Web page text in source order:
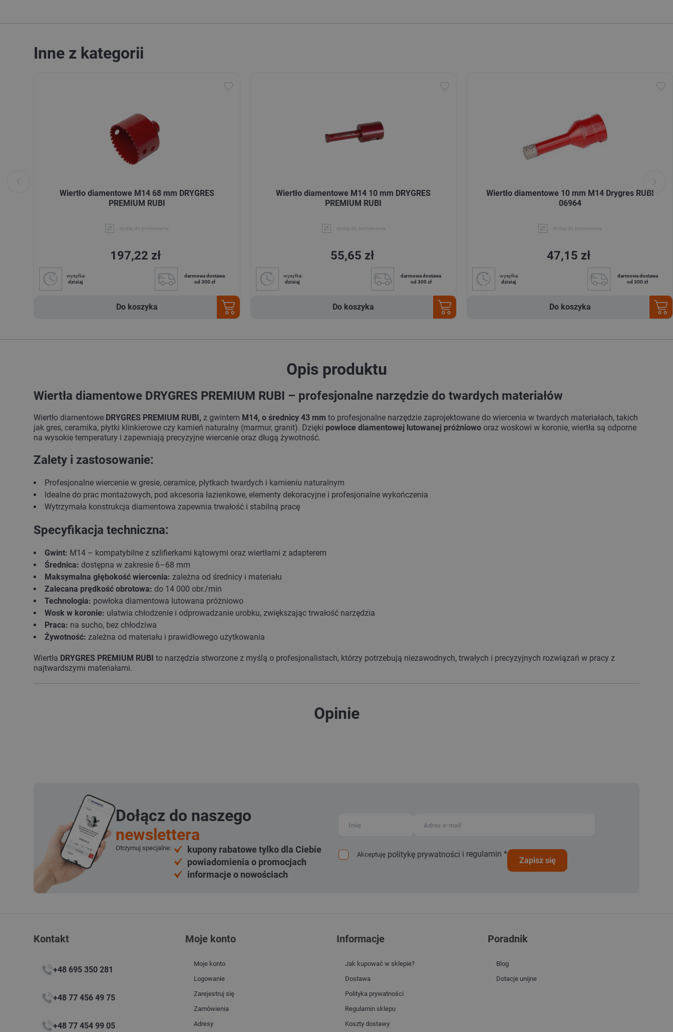
Inne z kategorii
Wiertło diamentowe M14 68 mm DRYGRES
PREMIUM RUBI
dodaj do porównania
197,22 zł
wysyłka
dzisiaj
darmowa dostawa
od 300 zł
Do koszyka
Wiertło diamentowe M14 10 mm DRYGRES
PREMIUM RUBI
dodaj do porównania
55,65 zł
wysyłka
dzisiaj
darmowa dostawa
od 300 zł
Do koszyka
Wiertło diamentowe 10 mm M14 Drygres RUBI
06964
dodaj do porównania
47,15 zł
wysyłka
dzisiaj
darmowa dostawa
od 300 zł
Do koszyka
Opis produktu
Wiertła diamentowe DRYGRES PREMIUM RUBI – profesjonalne narzędzie do twardych materiałów
Wiertło diamentowe DRYGRES PREMIUM RUBI, z gwintem M14, o średnicy 43 mm to profesjonalne narzędzie zaprojektowane do wiercenia w twardych materiałach, takich
jak gres, ceramika, płytki klinkierowe czy kamień naturalny (marmur, granit). Dzięki powłoce diamentowej lutowanej próżniowo oraz woskowi w koronie, wiertła są odporne
na wysokie temperatury i zapewniają precyzyjne wiercenie oraz długą żywotność.
Zalety i zastosowanie:
Profesjonalne wiercenie w gresie, ceramice, płytkach twardych i kamieniu naturalnym
Idealne do prac montażowych, pod akcesoria łazienkowe, elementy dekoracyjne i profesjonalne wykończenia
Wytrzymała konstrukcja diamentowa zapewnia trwałość i stabilną pracę
Specyfikacja techniczna:
Gwint: M14 – kompatybilne z szlifierkami kątowymi oraz wiertłami z adapterem
Średnica: dostępna w zakresie 6–68 mm
Maksymalna głębokość wiercenia: zależna od średnicy i materiału
Zalecana prędkość obrotowa: do 14 000 obr./min
Technologia: powłoka diamentowa lutowana próżniowo
Wosk w koronie: ułatwia chłodzenie i odprowadzanie urobku, zwiększając trwałość narzędzia
Praca: na sucho, bez chłodziwa
Żywotność: zależna od materiału i prawidłowego użytkowania
Wiertła DRYGRES PREMIUM RUBI to narzędzia stworzone z myślą o profesjonalistach, którzy potrzebują niezawodnych, trwałych i precyzyjnych rozwiązań w pracy z
najtwardszymi materiałami.
Opinie
Dołącz do naszego
newslettera
Otrzymuj specjalne:
kupony rabatowe tylko dla Ciebie
powiadomienia o promocjach
informacje o nowościach
Akceptuję politykę prywatności i regulamin *
zapisz się
Kontakt
+48 695 350 281
+48 77 456 49 75
+48 77 454 99 05
Moje konto
Moje konto
Logowanie
Zarejestruj się
Zamówienia
Adresy
Informacje
Jak kupować w sklepie?
Dostawa
Polityka prywatności
Regulamin sklepu
Koszty dostawy
Poradnik
Blog
Dotacje unijne